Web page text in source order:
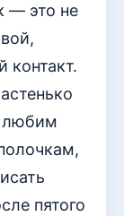
— это не
контакт.
любим
пятого